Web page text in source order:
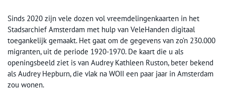
Sinds 2020 zijn vele dozen vol vreemdelingenkaarten in het
Stadsarchief Amsterdam met hulp van VeleHanden digitaal
toegankelijk gemaakt. Het gaat om de gegevens van zo’n 230.000
migranten, uit de periode 1920-1970. De kaart die u als
openingsbeeld ziet is van Audrey Kathleen Ruston, beter bekend
als Audrey Hepburn, die vlak na WOII een paar jaar in Amsterdam
zou wonen.